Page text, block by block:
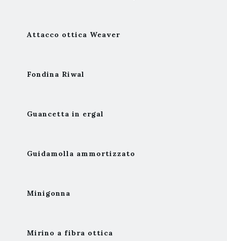
Attacco ottica Weaver
Fondina Riwal
Guancetta in ergal
Guidamolla ammortizzato
Minigonna
Mirino a fibra ottica